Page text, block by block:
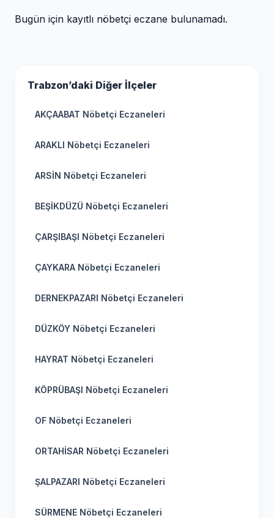
Bugün için kayıtlı nöbetçi eczane bulunamadı.
Trabzon’daki Diğer İlçeler
AKÇAABAT Nöbetçi Eczaneleri
ARAKLI Nöbetçi Eczaneleri
ARSİN Nöbetçi Eczaneleri
BEŞİKDÜZÜ Nöbetçi Eczaneleri
ÇARŞIBAŞI Nöbetçi Eczaneleri
ÇAYKARA Nöbetçi Eczaneleri
DERNEKPAZARI Nöbetçi Eczaneleri
DÜZKÖY Nöbetçi Eczaneleri
HAYRAT Nöbetçi Eczaneleri
KÖPRÜBAŞI Nöbetçi Eczaneleri
OF Nöbetçi Eczaneleri
ORTAHİSAR Nöbetçi Eczaneleri
ŞALPAZARI Nöbetçi Eczaneleri
SÜRMENE Nöbetçi Eczaneleri